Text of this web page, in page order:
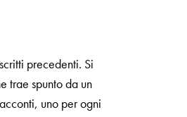
precedenti. Si
trae spunto da un
uno per ogni